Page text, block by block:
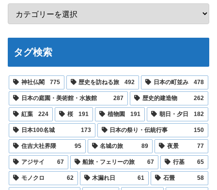
タグ検索
神社仏閣 775 歴史を訪ねる旅 492 日本の町並み 478
日本の庭園・美術館・水族館 287 歴史的建造物 262
紅葉 224 桜 191 植物園 191 朝日・夕日 182
日本100名城 173 日本の祭り・伝統行事 150
住吉大社界隈 95 名城の旅 89 夜景 77
アジサイ 67 船旅・フェリーの旅 67 行基 65
モノクロ 62 木漏れ日 61 石畳 58